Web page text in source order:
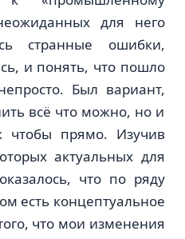
для него
странные ошибки,
и понять, что пошло
Был вариант,
всё что можно, но и
чтобы прямо. Изучив
актуальных для
что по ряду
есть концептуальное
что мои изменения